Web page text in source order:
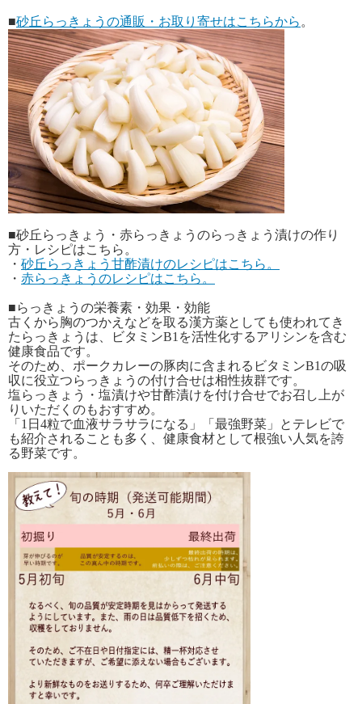
■砂丘らっきょうの通販・お取り寄せはこちらから 。
■砂丘らっきょう・赤らっきょうのらっきょう漬けの作り
方・レシピはこちら。
・ 砂丘らっきょう甘酢漬けのレシピはこちら。
・ 赤らっきょうのレシピはこちら。
■らっきょうの栄養素・効果・効能
古くから胸のつかえなどを取る漢方薬としても使われてき
たらっきょうは、ビタミンB1を活性化するアリシンを含む
健康食品です。
そのため、ポークカレーの豚肉に含まれるビタミンB1の吸
収に役立つらっきょうの付け合せは相性抜群です。
塩らっきょう・塩漬けや甘酢漬けを付け合せでお召し上が
りいただくのもおすすめ。
「1日4粒で血液サラサラになる」「最強野菜」とテレビで
も紹介されることも多く、健康食材として根強い人気を誇
る野菜です。